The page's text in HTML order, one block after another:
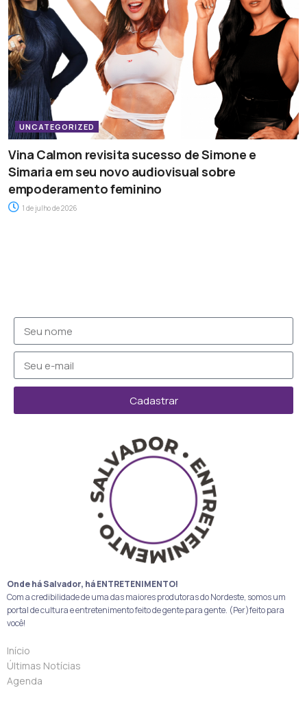
UNCATEGORIZED
Vina Calmon revisita sucesso de Simone e
Simaria em seu novo audiovisual sobre
empoderamento feminino
1 de julho de 2026
Cadastrar
Onde há Salvador, há ENTRETENIMENTO!
Com a credibilidade de uma das maiores produtoras do Nordeste, somos um
portal de cultura e entretenimento feito de gente para gente. (Per)feito para
você!
Início
Últimas Notícias
Agenda